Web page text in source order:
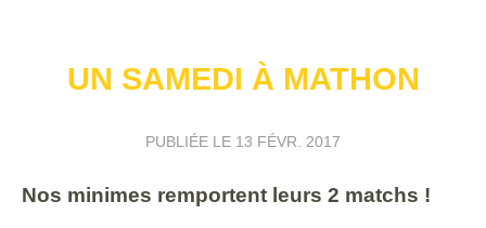
UN SAMEDI À MATHON
PUBLIÉE LE 13 FÉVR. 2017
Nos minimes remportent leurs 2 matchs !